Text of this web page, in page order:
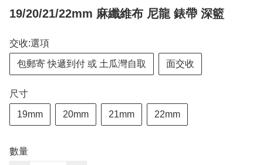
19/20/21/22mm 麻纖維布 尼龍 錶帶 深籃
交收:選項
包郵寄 快遞到付 或 土瓜灣自取 面交收
尺寸
19mm 20mm 21mm 22mm
數量